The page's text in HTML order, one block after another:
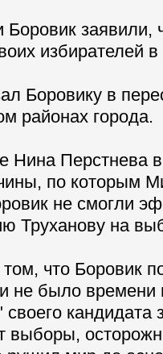
заявили,
избирателей в
Боровику в
районах города.
Нина Перстнева
по которым
не смогли
Труханову на
что Боровик
не было времени
кандидата
выборы,